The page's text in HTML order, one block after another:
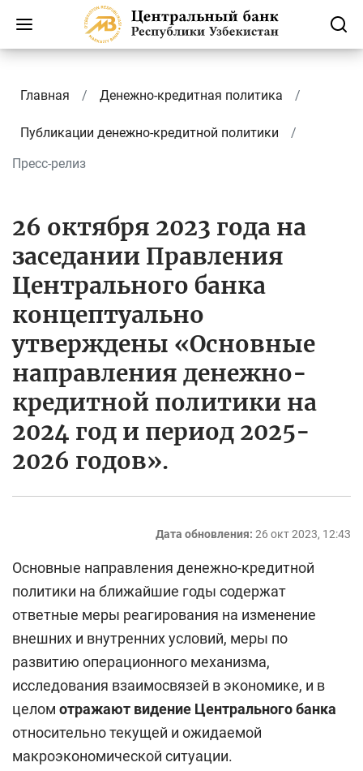
Главная Денежно-кредитная политика
Публикации денежно-кредитной политики
Пресс-релиз
26 октября 2023 года на
заседании Правления
Центрального банка
концептуально
утверждены «Основные
направления денежно-
кредитной политики на
2024 год и период 2025-
2026 годов».
Дата обновления: 26 окт 2023, 12:43
Основные направления денежно-кредитной
политики на ближайшие годы содержат
ответные меры реагирования на изменение
внешних и внутренних условий, меры по
развитию операционного механизма,
исследования взаимосвязей в экономике, и в
целом отражают видение Центрального банка
относительно текущей и ожидаемой
макроэкономической ситуации.